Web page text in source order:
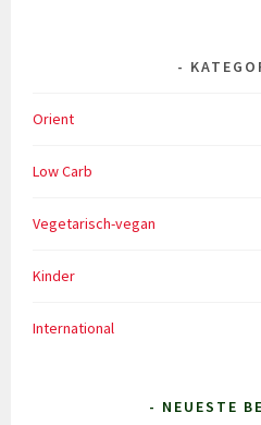
Orient
Low Carb
Vegetarisch-vegan
Kinder
International
- NEUESTE